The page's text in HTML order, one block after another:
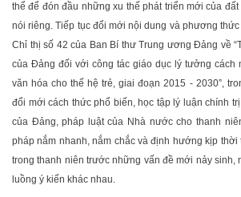
thể để đón đầu những xu thế phát triển mới của
nói riêng. Tiếp tục đổi mới nội dung và phương
Chỉ thị số 42 của Ban Bí thư Trung ương Đảng về
của Đảng đối với công tác giáo dục lý tưởng cách
văn hóa cho thế hệ trẻ, giai đoạn 2015 - 2030”,
đổi mới cách thức phổ biến, học tập lý luận chính
của Đảng, pháp luật của Nhà nước cho thanh
pháp nắm nhanh, nắm chắc và định hướng kịp
trong thanh niên trước những vấn đề mới nảy sinh,
luồng ý kiến khác nhau.